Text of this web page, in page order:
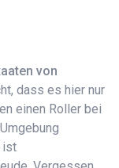
von
dass es hier nur
einen Roller bei
ist